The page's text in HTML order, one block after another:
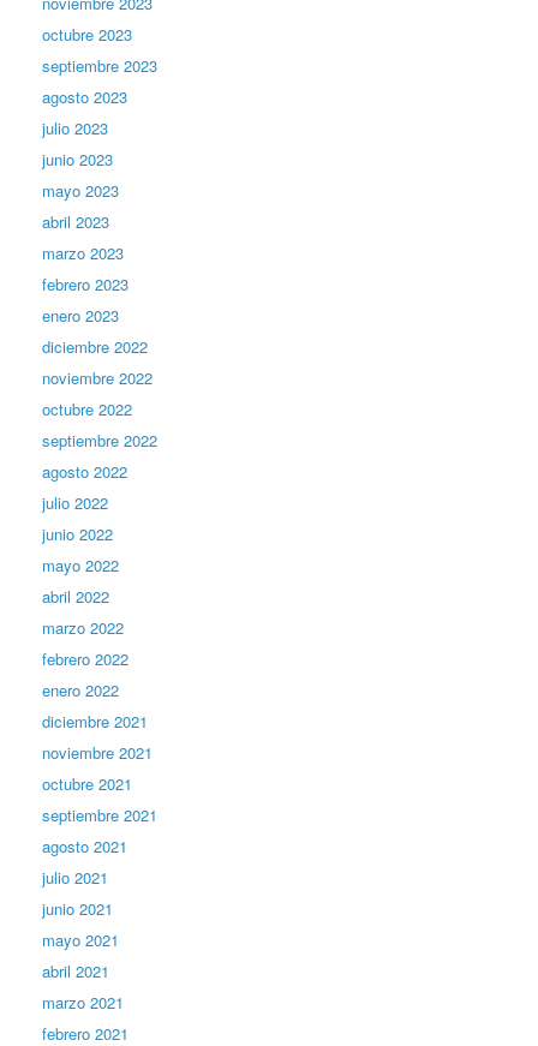
octubre 2023
septiembre 2023
agosto 2023
julio 2023
junio 2023
mayo 2023
abril 2023
marzo 2023
febrero 2023
enero 2023
diciembre 2022
noviembre 2022
octubre 2022
septiembre 2022
agosto 2022
julio 2022
junio 2022
mayo 2022
abril 2022
marzo 2022
febrero 2022
enero 2022
diciembre 2021
noviembre 2021
octubre 2021
septiembre 2021
agosto 2021
julio 2021
junio 2021
mayo 2021
abril 2021
marzo 2021
febrero 2021